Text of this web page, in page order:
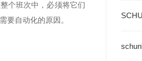
个班次中，必须将它们
要自动化的原因。